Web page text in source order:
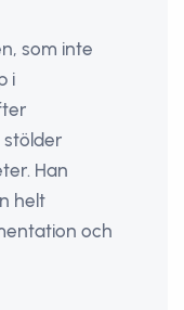
som inte
i
stölder
Han
helt
och